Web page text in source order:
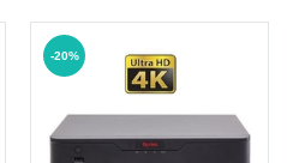
-20%